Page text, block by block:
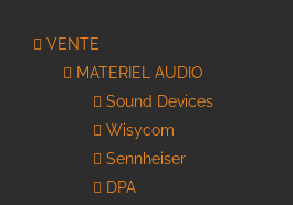
VENTE
MATERIEL AUDIO
Sound Devices
Wisycom
Sennheiser
DPA